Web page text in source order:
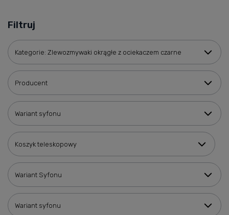
Filtruj
Kategorie: Zlewozmywaki okrągłe z ociekaczem czarne
Producent
Wariant syfonu
Koszyk teleskopowy
Wariant Syfonu
Wariant syfonu